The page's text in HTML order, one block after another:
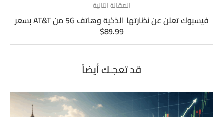
المقالة التالية
فيسبوك تعلن عن نظارتها الذكية وهاتف 5G من AT&T بسعر
89.99$
قد تعجبك أيضاً